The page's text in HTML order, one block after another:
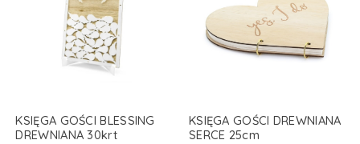
KSIĘGA GOŚCI BLESSING
DREWNIANA 30krt
KSIĘGA GOŚCI DREWNIANA
SERCE 25cm